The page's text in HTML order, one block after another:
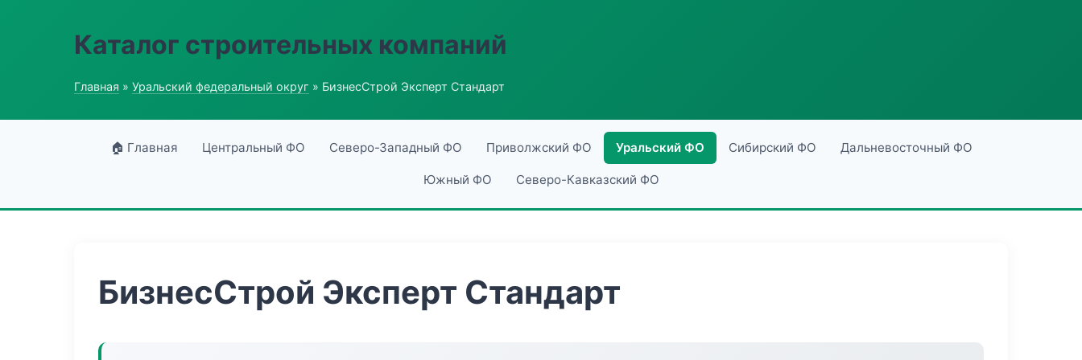
Каталог строительных компаний
Главная » Уральский федеральный округ » БизнесСтрой Эксперт Стандарт
🏠 Главная Центральный ФО Северо-Западный ФО Приволжский ФО Уральский ФО Сибирский ФО Дальневосточный ФО
Южный ФО Северо-Кавказский ФО
БизнесСтрой Эксперт Стандарт